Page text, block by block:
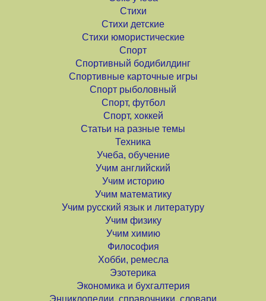
Стихи
Стихи детские
Стихи юмористические
Спорт
Спортивный бодибилдинг
Спортивные карточные игры
Спорт рыболовный
Спорт, футбол
Спорт, хоккей
Статьи на разные темы
Техника
Учеба, обучение
Учим английский
Учим историю
Учим математику
Учим русский язык и литературу
Учим физику
Учим химию
Философия
Хобби, ремесла
Эзотерика
Экономика и бухгалтерия
Энциклопедии, справочники, словари